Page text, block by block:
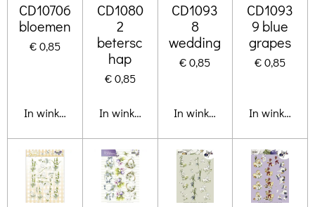
CD10706
bloemen
€ 0,85
In winkelwagen
CD1080
2
betersc
hap
€ 0,85
In winkelwagen
CD1093
8
wedding
€ 0,85
In winkelwagen
CD1093
9 blue
grapes
€ 0,85
In